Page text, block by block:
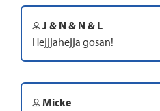
J & N & N & L
Hejjjahejja gosan!
Micke